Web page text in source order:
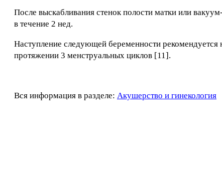
После выскабливания стенок полости матки или
в течение 2 нед.
Наступление следующей беременности рекомендуется
протяжении 3 менструальных циклов [11].
Вся информация в разделе: Акушерство и гинекология